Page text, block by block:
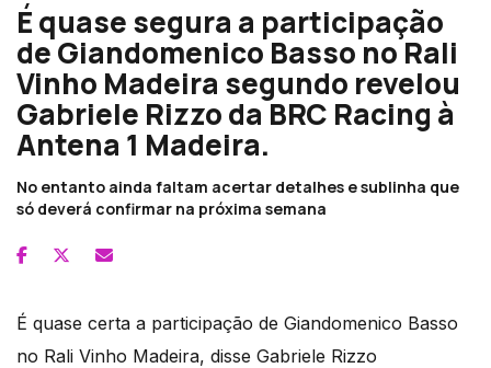
É quase segura a participação
de Giandomenico Basso no Rali
Vinho Madeira segundo revelou
Gabriele Rizzo da BRC Racing à
Antena 1 Madeira.
No entanto ainda faltam acertar detalhes e sublinha que
só deverá confirmar na próxima semana
É quase certa a participação de Giandomenico Basso
no Rali Vinho Madeira, disse Gabriele Rizzo